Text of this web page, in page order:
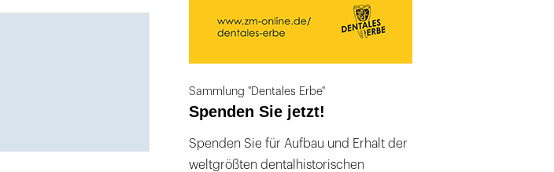
Sammlung "Dentales Erbe"
Spenden Sie jetzt!
Spenden Sie für Aufbau und Erhalt der
weltgrößten dentalhistorischen